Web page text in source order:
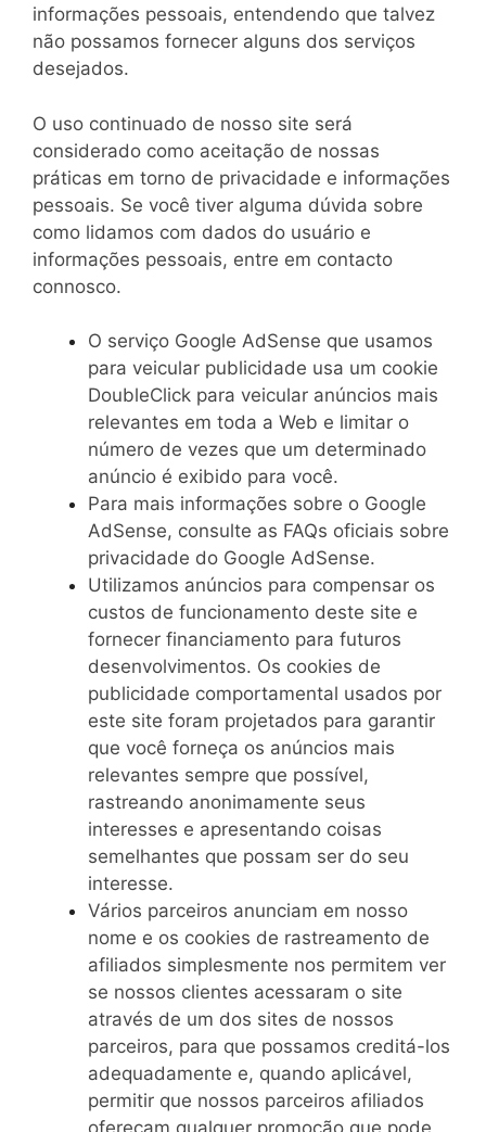
informações pessoais, entendendo que talvez
não possamos fornecer alguns dos serviços
desejados.
O uso continuado de nosso site será
considerado como aceitação de nossas
práticas em torno de privacidade e informações
pessoais. Se você tiver alguma dúvida sobre
como lidamos com dados do usuário e
informações pessoais, entre em contacto
connosco.
O serviço Google AdSense que usamos
para veicular publicidade usa um cookie
DoubleClick para veicular anúncios mais
relevantes em toda a Web e limitar o
número de vezes que um determinado
anúncio é exibido para você.
Para mais informações sobre o Google
AdSense, consulte as FAQs oficiais sobre
privacidade do Google AdSense.
Utilizamos anúncios para compensar os
custos de funcionamento deste site e
fornecer financiamento para futuros
desenvolvimentos. Os cookies de
publicidade comportamental usados ​​por
este site foram projetados para garantir
que você forneça os anúncios mais
relevantes sempre que possível,
rastreando anonimamente seus
interesses e apresentando coisas
semelhantes que possam ser do seu
interesse.
Vários parceiros anunciam em nosso
nome e os cookies de rastreamento de
afiliados simplesmente nos permitem ver
se nossos clientes acessaram o site
através de um dos sites de nossos
parceiros, para que possamos creditá-los
adequadamente e, quando aplicável,
permitir que nossos parceiros afiliados